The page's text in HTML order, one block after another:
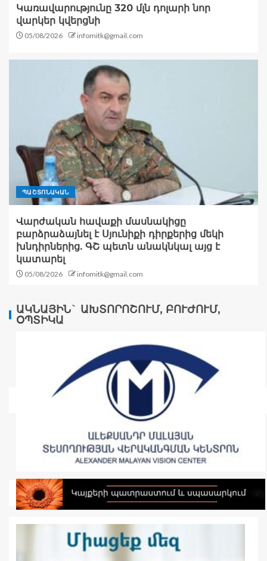
Կառավարությունը 320 մլն դոլարի նոր
վարկեր կվերցնի
05/08/2026 infomitk@gmail.com
ՊԱՇՏՈՆԱԿԱՆ
Վարժական հավաքի մասնակիցը
բարձրաձայնել է Սյունիքի դիրքերից մեկի
խնդիրներից. ԳՇ պետն անակնկալ այց է
կատարել
05/08/2026 infomitk@gmail.com
ԱԿՆԱՅԻՆ` ԱԽՏՈՐՈՇՈՒՄ, ԲՈՒԺՈՒՄ,
ՕՊՏԻԿԱ